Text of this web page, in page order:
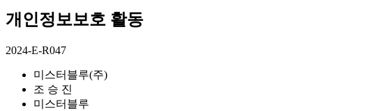
개인정보보호 활동
2024-E-R047
미스터블루(주)
조 승 진
미스터블루